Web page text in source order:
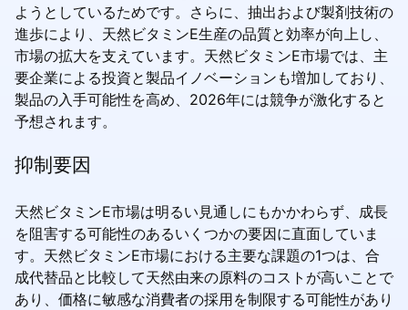
ようとしているためです。さらに、抽出および製剤技術の
進歩により、天然ビタミンE生産の品質と効率が向上し、
市場の拡大を支えています。天然ビタミンE市場では、主
要企業による投資と製品イノベーションも増加しており、
製品の入手可能性を高め、2026年には競争が激化すると
予想されます。
抑制要因
天然ビタミンE市場は明るい見通しにもかかわらず、成長
を阻害する可能性のあるいくつかの要因に直面していま
す。天然ビタミンE市場における主要な課題の1つは、合
成代替品と比較して天然由来の原料のコストが高いことで
あり、価格に敏感な消費者の採用を制限する可能性があり